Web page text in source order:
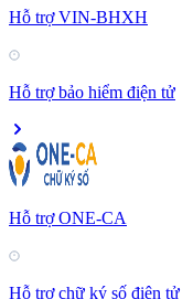
Hỗ trợ VIN-BHXH
Hỗ trợ bảo hiểm điện tử
Hỗ trợ ONE-CA
Hỗ trợ chữ ký số điện tử